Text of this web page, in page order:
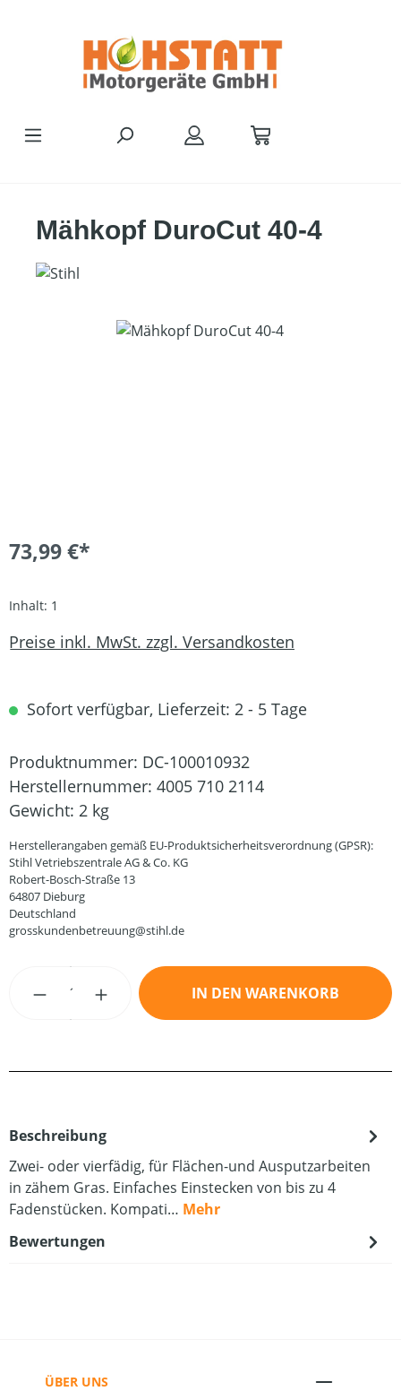
Mähkopf DuroCut 40-4
Bildergalerie überspringen
73,99 €*
Inhalt: 1
Preise inkl. MwSt. zzgl. Versandkosten
Sofort verfügbar, Lieferzeit: 2 - 5 Tage
Produktnummer: DC-100010932
Herstellernummer: 4005 710 2114
Gewicht: 2 kg
Herstellerangaben gemäß EU-Produktsicherheitsverordnung (GPSR):
Stihl Vetriebszentrale AG & Co. KG
Robert-Bosch-Straße 13
64807 Dieburg
Deutschland
grosskundenbetreuung@stihl.de
Produkt Anzahl: Gib den gewünschten
IN DEN WARENKORB
Beschreibung
Zwei- oder vierfädig, für Flächen-und Ausputzarbeiten
in zähem Gras. Einfaches Einstecken von bis zu 4
Fadenstücken. Kompati… Mehr
Bewertungen
ÜBER UNS